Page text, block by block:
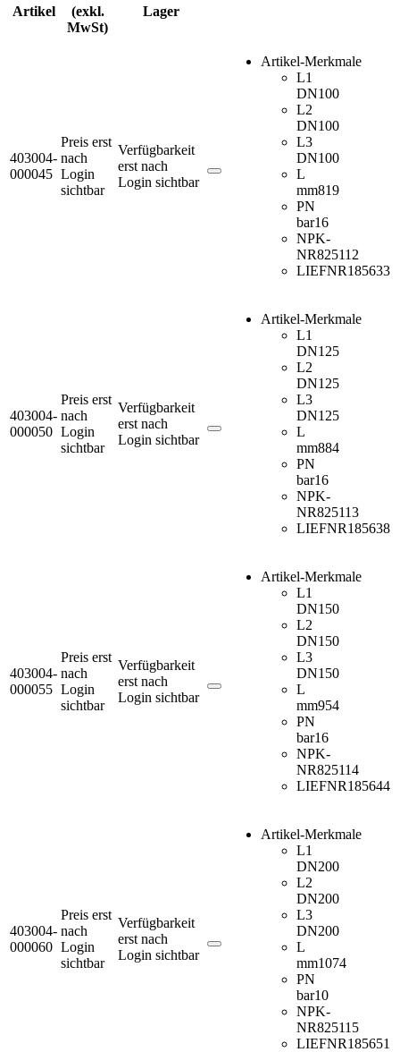
Artikel
(exkl.
MwSt)
Lager
403004-
000045
Preis erst
nach
Login
sichtbar
Verfügbarkeit
erst nach
Login sichtbar
Artikel-Merkmale
L1
DN100
L2
DN100
L3
DN100
L
mm819
PN
bar16
NPK-
NR825112
LIEFNR185633
403004-
000050
Preis erst
nach
Login
sichtbar
Verfügbarkeit
erst nach
Login sichtbar
Artikel-Merkmale
L1
DN125
L2
DN125
L3
DN125
L
mm884
PN
bar16
NPK-
NR825113
LIEFNR185638
403004-
000055
Preis erst
nach
Login
sichtbar
Verfügbarkeit
erst nach
Login sichtbar
Artikel-Merkmale
L1
DN150
L2
DN150
L3
DN150
L
mm954
PN
bar16
NPK-
NR825114
LIEFNR185644
403004-
000060
Preis erst
nach
Login
sichtbar
Verfügbarkeit
erst nach
Login sichtbar
Artikel-Merkmale
L1
DN200
L2
DN200
L3
DN200
L
mm1074
PN
bar10
NPK-
NR825115
LIEFNR185651